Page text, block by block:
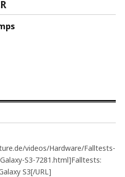
videos/Hardware/Falltests-
S3-7281.html]Falltests:
S3[/URL]